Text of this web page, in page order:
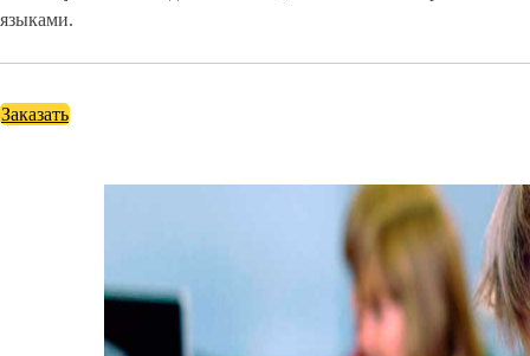
языками.
Заказать